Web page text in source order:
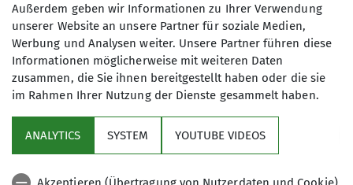
uns dann danach im Alten Schlachthof zum
Feiern treffen:
Ab 14 Uhrkönnt ihr bei folgenden Aktivitäten
mitmachen:
Einer tollen Wanderungzu den schönsten Plätzen
Sigmaringens
Dem Boulderwettkampfam Donauufer
Einer Schatzsuche
Außerdem geben wir Informationen zu Ihrer Verwendung
unserer Website an unsere Partner für soziale Medien,
Werbung und Analysen weiter. Unsere Partner führen diese
Informationen möglicherweise mit weiteren Daten
zusammen, die Sie ihnen bereitgestellt haben oder die sie
im Rahmen Ihrer Nutzung der Dienste gesammelt haben.
ANALYTICS SYSTEM YOUTUBE VIDEOS